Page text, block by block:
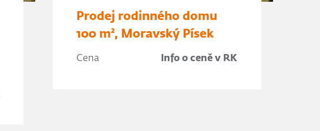
Prodej rodinného domu
100 m², Moravský Písek
Cena Info o ceně v RK